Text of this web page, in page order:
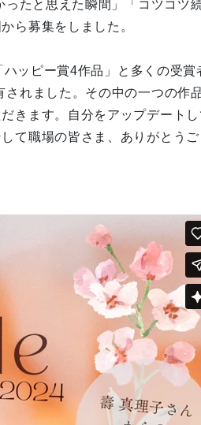
たと思えた瞬間」「コツコツ
ら募集をしました。
ッピー賞4作品」と多くの受
れました。その中の一つの
きます。自分をアップデート
て職場の皆さま、ありがとうご